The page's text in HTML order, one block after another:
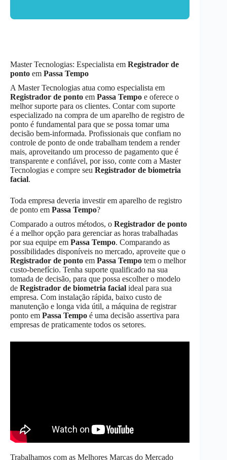
Master Tecnologias: Especialista em Registrador de
ponto em Passa Tempo
A Master Tecnologias atua como especialista em
Registrador de ponto em Passa Tempo e oferece o
melhor suporte para os clientes. Contar com suporte
especializado na compra de um aparelho de registro de
ponto é fundamental para que se possa tomar uma
decisão bem-informada. Profissionais que confiam no
controle de ponto de onde trabalham tendem a render
mais, aproveitando um processo de pagamento que é
transparente e confiável, por isso, conte com a Master
Tecnologias e compre seu Registrador de biometria
facial.
Toda empresa deveria investir em aparelho de registro
de ponto em Passa Tempo?
Comparado a outros métodos, o Registrador de ponto
é a melhor opção para gerenciar as horas trabalhadas
por sua equipe em Passa Tempo. Comparando as
possibilidades disponíveis no mercado, aproveite que o
Registrador de ponto em Passa Tempo tem o melhor
custo-benefício. Tenha suporte qualificado na sua
tomada de decisão, para que possa escolher o modelo
de Registrador de biometria facial ideal para sua
empresa. Com instalação rápida, baixo custo de
manutenção e longa vida útil, a máquina de registrar
ponto em Passa Tempo é uma decisão assertiva para
empresas de praticamente todos os setores.
Trabalhamos com as Melhores Marcas do Mercado